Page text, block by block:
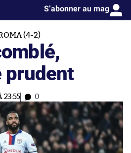
S’abonner au mag
(4-2)
prudent
23:55 0